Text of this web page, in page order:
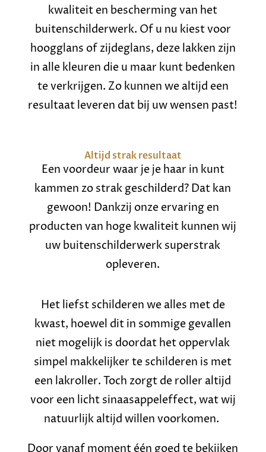
kwaliteit en bescherming van het
buitenschilderwerk. Of u nu kiest voor
hoogglans of zijdeglans, deze lakken zijn
in alle kleuren die u maar kunt bedenken
te verkrijgen. Zo kunnen we altijd een
resultaat leveren dat bij uw wensen past!
Altijd strak resultaat
Een voordeur waar je je haar in kunt
kammen zo strak geschilderd? Dat kan
gewoon! Dankzij onze ervaring en
producten van hoge kwaliteit kunnen wij
uw buitenschilderwerk superstrak
opleveren.
Het liefst schilderen we alles met de
kwast, hoewel dit in sommige gevallen
niet mogelijk is doordat het oppervlak
simpel makkelijker te schilderen is met
een lakroller. Toch zorgt de roller altijd
voor een licht sinaasappeleffect, wat wij
natuurlijk altijd willen voorkomen.
Door vanaf moment één goed te bekijken